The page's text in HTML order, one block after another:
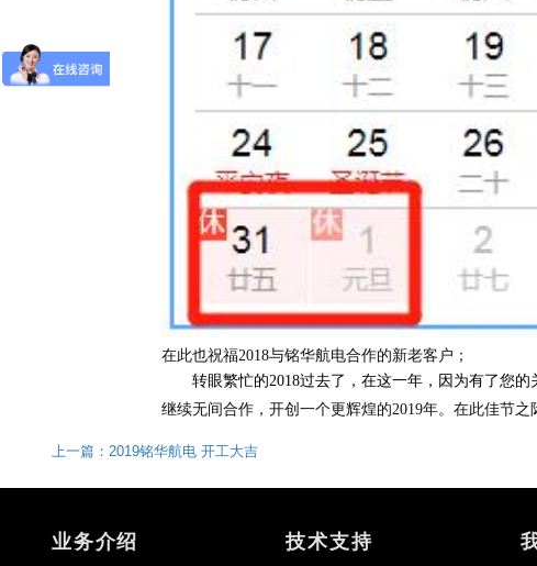
在此也祝福2018与铭华航电合作的新老客户；
转眼繁忙的2018过去了，在这一年，因为有了您的
继续无间合作，开创一个更辉煌的2019年。在此佳节
上一篇：2019铭华航电 开工大吉
业务介绍 技术支持